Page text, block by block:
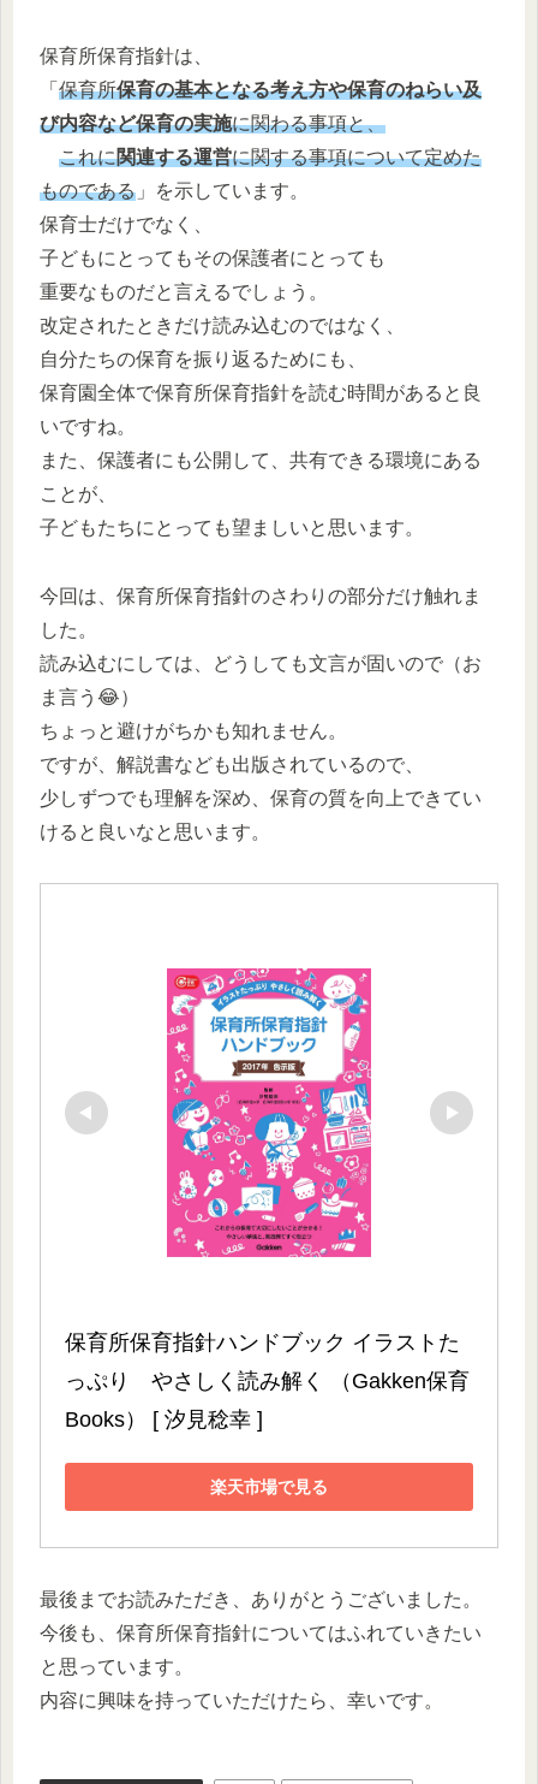
保育所保育指針は、
「 保育所保育の基本となる考え方や保育のねらい及
び内容など保育の実施に関わる事項と、
これに関連する運営に関する事項について定めた
ものである 」を示しています。
保育士だけでなく、
子どもにとってもその保護者にとっても
重要なものだと言えるでしょう。
改定されたときだけ読み込むのではなく、
自分たちの保育を振り返るためにも、
保育園全体で保育所保育指針を読む時間があると良
いですね。
また、保護者にも公開して、共有できる環境にある
ことが、
子どもたちにとっても望ましいと思います。
今回は、保育所保育指針のさわりの部分だけ触れま
した。
読み込むにしては、どうしても文言が固いので（お
ま言う😂）
ちょっと避けがちかも知れません。
ですが、解説書なども出版されているので、
少しずつでも理解を深め、保育の質を向上できてい
けると良いなと思います。
保育所保育指針ハンドブック イラストた
っぷり　やさしく読み解く （Gakken保育
Books） [ 汐見稔幸 ]
楽天市場で見る
最後までお読みただき、ありがとうございました。
今後も、保育所保育指針についてはふれていきたい
と思っています。
内容に興味を持っていただけたら、幸いです。